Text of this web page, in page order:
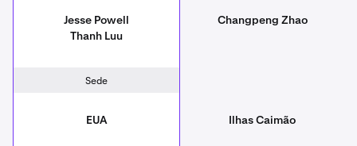
Jesse Powell
Thanh Luu
Changpeng Zhao
Sede
EUA Ilhas Caimão